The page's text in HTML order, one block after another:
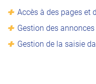
Accès à des pages et
Gestion des annonces
Gestion de la saisie